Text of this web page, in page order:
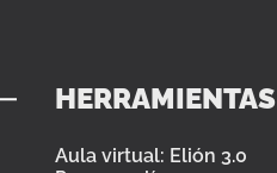
HERRAMIENTAS
Aula virtual: Elión 3.0